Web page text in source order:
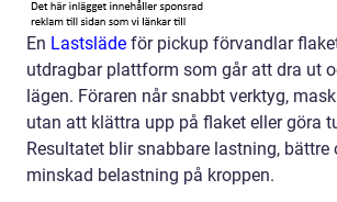
En Lastsläde för pickup förvandlar
utdragbar plattform som går att dra ut
lägen. Föraren når snabbt verktyg,
utan att klättra upp på flaket eller göra
Resultatet blir snabbare lastning, bättre
minskad belastning på kroppen.